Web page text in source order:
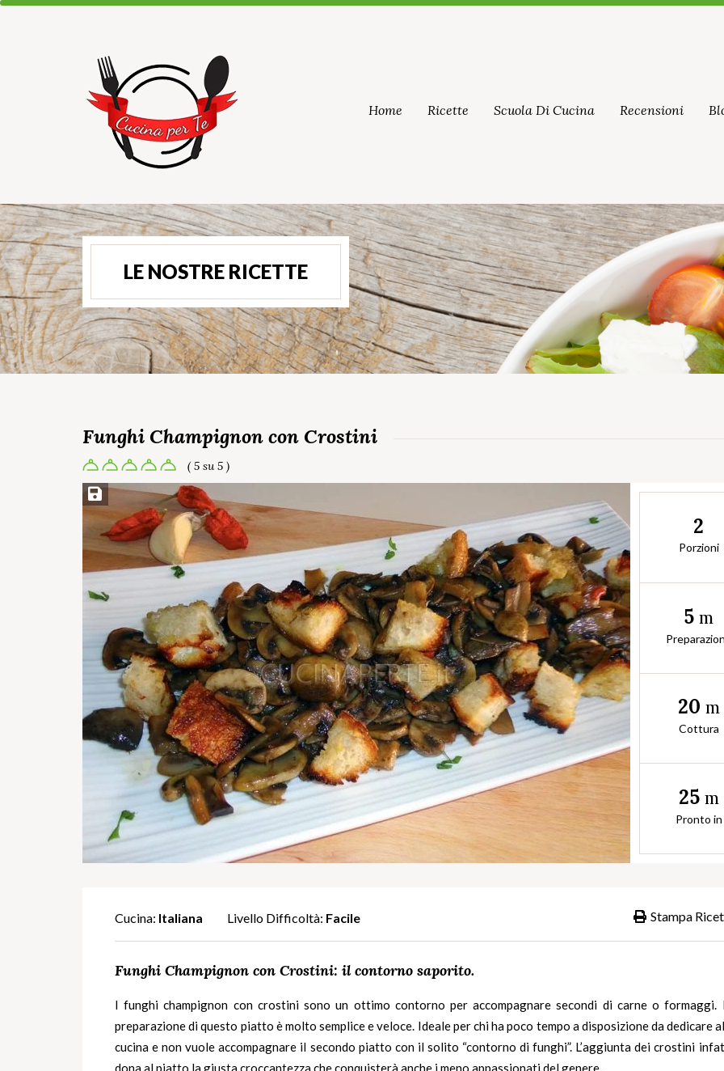
Home Ricette Scuola Di Cucina Recensioni
LE NOSTRE RICETTE
Funghi Champignon con Crostini
( 5 su 5 )
Salva ricetta
2
Porzioni
5m
20 m
Cottura
25 m
Pronto in
Stampa
Cucina: Italiana Livello Difficoltà: Facile
Funghi Champignon con Crostini: il contorno saporito.
Ifunghi champignon con crostini sono un ottimo contorno per accompagnare secondi di carne o formaggi.
preparazione di questo piatto è molto semplice e veloce. Ideale per chi ha poco tempo a disposizione da dedicare
cucina e non vuole accompagnare il secondo piatto con il solito “contorno di funghi”. L’aggiunta dei crostini
dona al piatto la giusta croccantezza che conquisterà anche i meno appassionati del genere.